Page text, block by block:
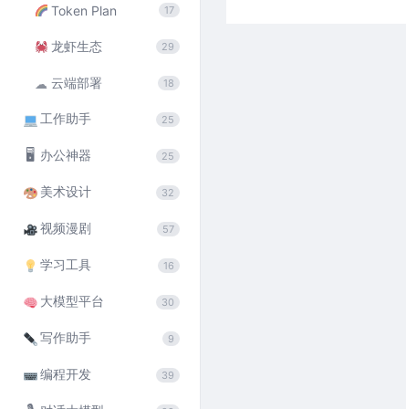
Token Plan 17
龙虾生态 29
☁ 云端部署 18
工作助手 25
🖥 办公神器 25
美术设计 32
视频漫剧 57
学习工具 16
大模型平台 30
写作助手 9
编程开发 39